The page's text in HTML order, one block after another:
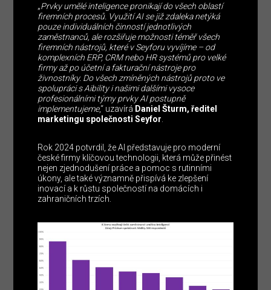
„Prvky umělé inteligence pronikají do všech oblastí
firemních procesů. Využití AI se již zdaleka netýká
pouze individuálních činností jednotlivých
zaměstnanců, ale rozšiřuje možnosti téměř všech
firemních nástrojů, které v Seyforu vyvíjíme – od
komplexních ERP, CRM nebo HR systémů pro velké
firmy až po účetní a fakturační nástroje pro
živnostníky. Do všech zmíněných nástrojů proto ve
spolupráci s Aibility i našimi dalšími vysoce
profesionálními týmy prvky AI postupně
implementujeme,“ uzavírá Daniel Šturm, ředitel
marketingu společnosti Seyfor
Rok 2024 potvrdil, že AI představuje pro moderní
české firmy klíčovou technologii, která může přinést
nejen zjednodušení práce a pomoc s rutinními
úkony, ale také významně přispívá ke zlepšení
inovací a k růstu společností na domácích i
zahraničních trzích.